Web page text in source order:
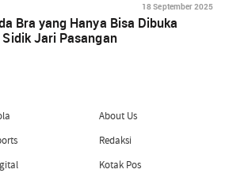
18 September 2025
Bra yang Hanya Bisa Dibuka
Jari Pasangan
About Us
Redaksi
Kotak Pos